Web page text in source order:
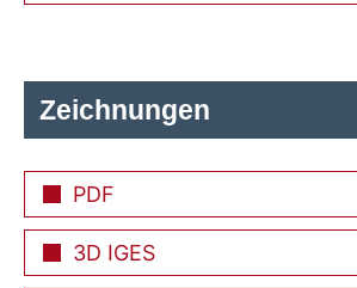
Zeichnungen
PDF
3D IGES